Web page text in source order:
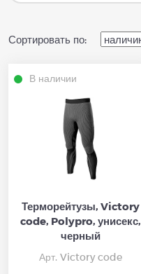
Сортировать по:
В наличии
Терморейтузы, Victory
code, Polypro, унисекс,
черный
Арт. Victory code